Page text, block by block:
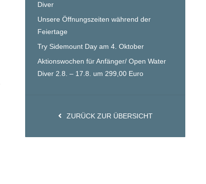
Diver
Unsere Öffnungszeiten während der
Feiertage
Try Sidemount Day am 4. Oktober
Aktionswochen für Anfänger/ Open Water
Diver 2.8. – 17.8. um 299,00 Euro
ZURÜCK ZUR ÜBERSICHT